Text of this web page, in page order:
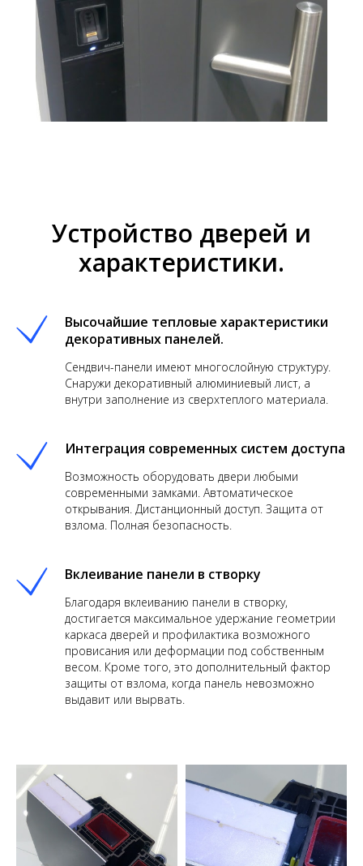
Устройство дверей и
характеристики.
Высочайшие тепловые характеристики
декоративных панелей.
Сендвич-панели имеют многослойную структуру.
Снаружи декоративный алюминиевый лист, а
внутри заполнение из сверхтеплого материала.
Интеграция современных систем доступа
Возможность оборудовать двери любыми
современными замками. Автоматическое
открывания. Дистанционный доступ. Защита от
взлома. Полная безопасность.
Вклеивание панели в створку
Благодаря вклеиванию панели в створку,
достигается максимальное удержание геометрии
каркаса дверей и профилактика возможного
провисания или деформации под собственным
весом. Кроме того, это дополнительный фактор
защиты от взлома, когда панель невозможно
выдавит или вырвать.